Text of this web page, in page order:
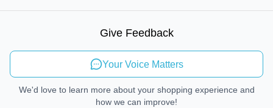
Envoyer des commentaires
Give Feedback
Your Voice Matters
We'd love to learn more about your shopping experience and
how we can improve!